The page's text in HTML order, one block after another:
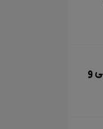
و